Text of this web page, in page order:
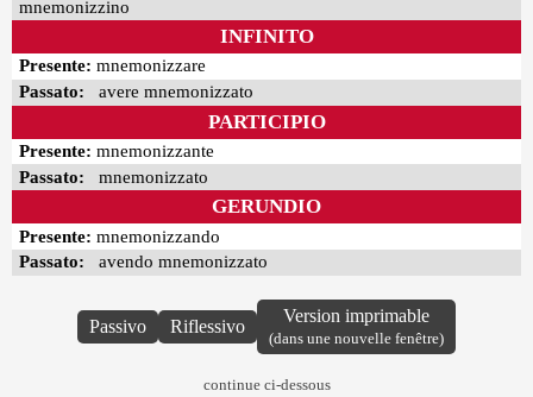
mnemonizzino
INFINITO
Presente: mnemonizzare
Passato: avere mnemonizzato
PARTICIPIO
Presente: mnemonizzante
Passato: mnemonizzato
GERUNDIO
Presente: mnemonizzando
Passato: avendo mnemonizzato
Passivo Riflessivo
Version imprimable
(dans une nouvelle fenêtre)
continue ci-dessous